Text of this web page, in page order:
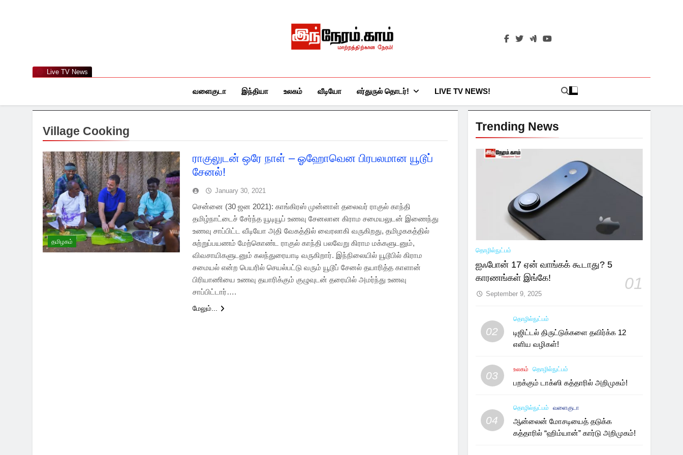
Live TV News இந்நேரம்.காம்
வளைகுடா இந்தியா உலகம் வீடியோ எர்துருல் தொடர்! LIVE TV NEWS!
Village Cooking
தமிழகம்
ராகுலுடன் ஒரே நாள் – ஓஹோவென பிரபலமான யூடூப்
சேனல்!
January 30, 2021
சென்னை (30 ஜன 2021): காங்கிரஸ் முன்னாள் தலைவர் ராகுல் காந்தி
தமிழ்நாட்டைச் சேர்ந்த யூடியூப் உணவு சேனலான கிராம சமையலுடன் இணைந்து
உணவு சாப்பிட்ட வீடியோ அதி வேகத்தில் வைரலாகி வருகிறது, தமிழககத்தில்
சுற்றுப்பயணம் மேற்கொண்ட ராகுல் காந்தி பலவேறு கிராம மக்களுடனும்,
விவசாயிகளுடனும் கலந்துரையாடி வருகிறார். இந்நிலையில் யூடூபில் கிராம
சமையல் என்ற பெயரில் செயல்பட்டு வரும் யூடூப் சேனல் தயாரித்த காளான்
பிரியாணியை உணவு தயாரிக்கும் குழுவுடன் தரையில் அமர்ந்து உணவு
சாப்பிட்டார்….
மேலும்...
Trending News
தொழில்நுட்பம்
ஐஃபோன் 17 ஏன் வாங்கக் கூடாது? 5
காரணங்கள் இங்கே!
01
September 9, 2025
02
தொழில்நுட்பம்
டிஜிட்டல் திருட்டுக்களை தவிர்க்க 12
எளிய வழிகள்!
03
உலகம் தொழில்நுட்பம்
பறக்கும் டாக்ஸி கத்தாரில் அறிமுகம்!
04
தொழில்நுட்பம் வளைகுடா
ஆன்லைன் மோசடியைத் தடுக்க
கத்தாரில் “ஹிம்யான்” கார்டு அறிமுகம்!